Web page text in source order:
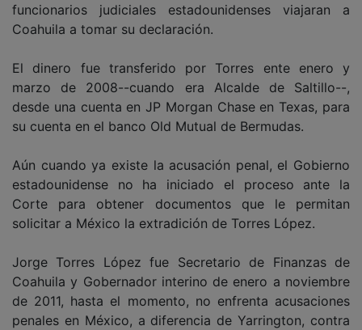
funcionarios judiciales estadounidenses viajaran a
Coahuila a tomar su declaración.
El dinero fue transferido por Torres ente enero y
marzo de 2008--cuando era Alcalde de Saltillo--,
desde una cuenta en JP Morgan Chase en Texas, para
su cuenta en el banco Old Mutual de Bermudas.
Aún cuando ya existe la acusación penal, el Gobierno
estadounidense no ha iniciado el proceso ante la
Corte para obtener documentos que le permitan
solicitar a México la extradición de Torres López.
Jorge Torres López fue Secretario de Finanzas de
Coahuila y Gobernador interino de enero a noviembre
de 2011, hasta el momento, no enfrenta acusaciones
penales en México, a diferencia de Yarrington, contra